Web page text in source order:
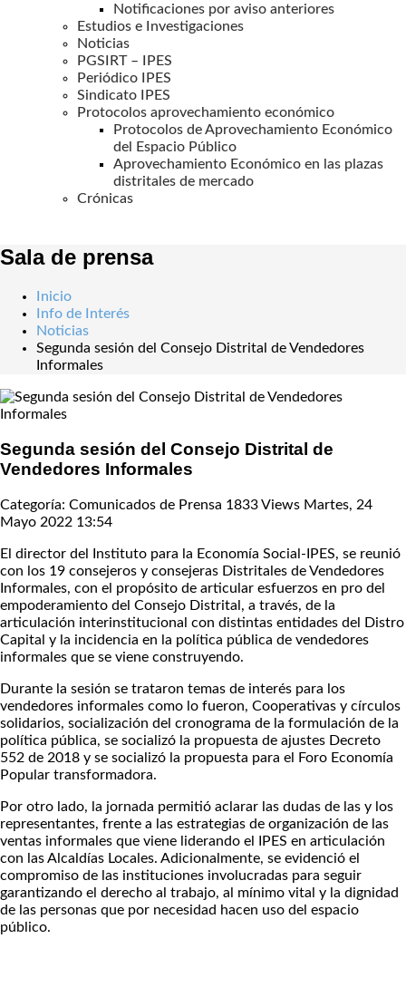
Notificaciones por aviso anteriores
Estudios e Investigaciones
Noticias
PGSIRT – IPES
Periódico IPES
Sindicato IPES
Protocolos aprovechamiento económico
Protocolos de Aprovechamiento Económico
del Espacio Público
Aprovechamiento Económico en las plazas
distritales de mercado
Crónicas
Sala de prensa
Inicio
Info de Interés
Noticias
Segunda sesión del Consejo Distrital de Vendedores
Informales
Segunda sesión del Consejo Distrital de
Vendedores Informales
Categoría: Comunicados de Prensa 1833 Views Martes, 24
Mayo 2022 13:54
El director del Instituto para la Economía Social-IPES, se reunió
con los 19 consejeros y consejeras Distritales de Vendedores
Informales, con el propósito de articular esfuerzos en pro del
empoderamiento del Consejo Distrital, a través, de la
articulación interinstitucional con distintas entidades del Distro
Capital y la incidencia en la política pública de vendedores
informales que se viene construyendo.
Durante la sesión se trataron temas de interés para los
vendedores informales como lo fueron, Cooperativas y círculos
solidarios, socialización del cronograma de la formulación de la
política pública, se socializó la propuesta de ajustes Decreto
552 de 2018 y se socializó la propuesta para el Foro Economía
Popular transformadora.
Por otro lado, la jornada permitió aclarar las dudas de las y los
representantes, frente a las estrategias de organización de las
ventas informales que viene liderando el IPES en articulación
con las Alcaldías Locales. Adicionalmente, se evidenció el
compromiso de las instituciones involucradas para seguir
garantizando el derecho al trabajo, al mínimo vital y la dignidad
de las personas que por necesidad hacen uso del espacio
público.